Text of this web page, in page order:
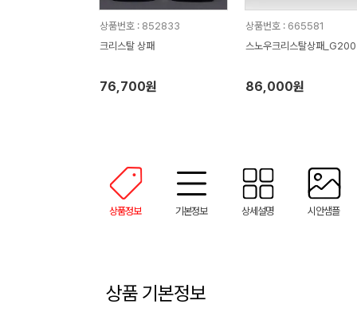
상품번호 : 852833
크리스탈 상패
76,700원
상품번호 : 665581
스노우크리스탈상패
86,000원
상품정보 기본정보 상세설명 시안샘플
상품 기본정보